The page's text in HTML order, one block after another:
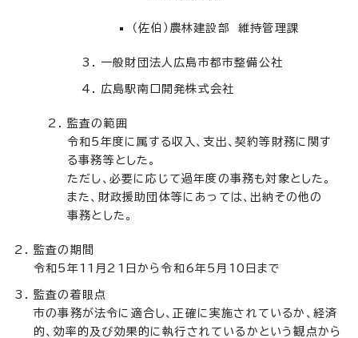
（佐伯）農林建設部 維持管理課
一般財団法人広島市都市整備公社
広島駅南口開発株式会社
監査の範囲
令和5年度に属する収入、支出、契約等財務に関す
る事務等とした。
ただし、必要に応じて過年度の事務も対象とした。
また、財政援助団体等にあっては、出納その他の
事務とした。
監査の期間
令和5年11月21日から令和6年5月10日まで
監査の着眼点
市の事務が法令に適合し、正確に実施されているか、経済
的、効率的及び効果的に執行されているかという観点から